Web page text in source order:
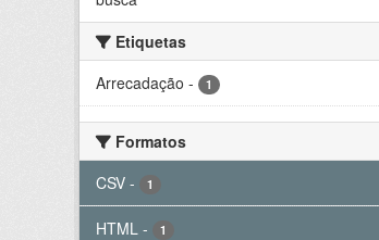
Etiquetas
Arrecadação - 1
Formatos
CSV - 1
HTML - 1